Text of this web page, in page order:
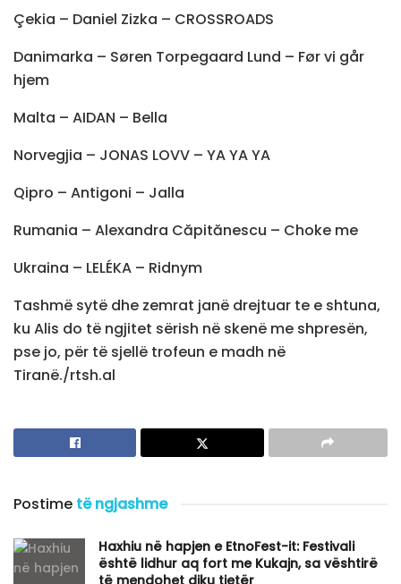
Çekia – Daniel Zizka – CROSSROADS
Danimarka – Søren Torpegaard Lund – Før vi går
hjem
Malta – AIDAN – Bella
Norvegjia – JONAS LOVV – YA YA YA
Qipro – Antigoni – Jalla
Rumania – Alexandra Căpitănescu – Choke me
Ukraina – LELÉKA – Ridnym
Tashmë sytë dhe zemrat janë drejtuar te e shtuna,
ku Alis do të ngjitet sërish në skenë me shpresën,
pse jo, për të sjellë trofeun e madh në
Tiranë./rtsh.al
Postime të ngjashme
Haxhiu në hapjen e EtnoFest-it: Festivali
është lidhur aq fort me Kukajn, sa vështirë